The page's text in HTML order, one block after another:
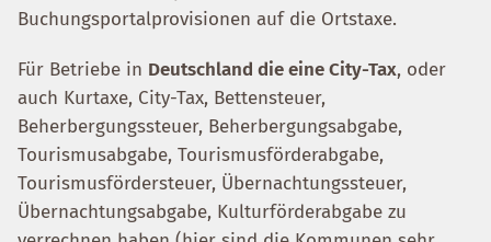
Buchungsportalprovisionen auf die Ortstaxe.
Für Betriebe in Deutschland die eine City-Tax, oder
auch Kurtaxe, City-Tax, Bettensteuer,
Beherbergungssteuer, Beherbergungsabgabe,
Tourismusabgabe, Tourismusförderabgabe,
Tourismusfördersteuer, Übernachtungssteuer,
Übernachtungsabgabe, Kulturförderabgabe zu